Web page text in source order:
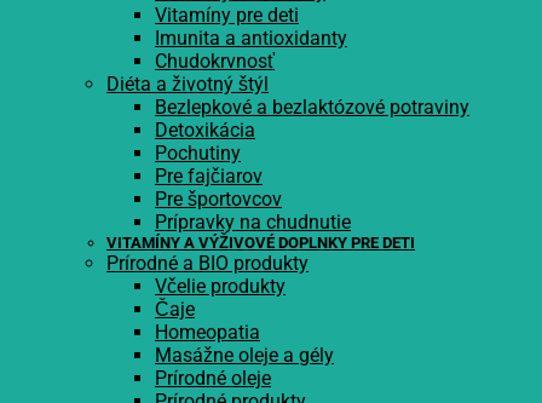
Vitamíny pre deti
Imunita a antioxidanty
Chudokrvnosť
Diéta a životný štýl
Bezlepkové a bezlaktózové potraviny
Detoxikácia
Pochutiny
Pre fajčiarov
Pre športovcov
Prípravky na chudnutie
VITAMÍNY A VÝŽIVOVÉ DOPLNKY PRE DETI
Prírodné a BIO produkty
Včelie produkty
Čaje
Homeopatia
Masážne oleje a gély
Prírodné oleje